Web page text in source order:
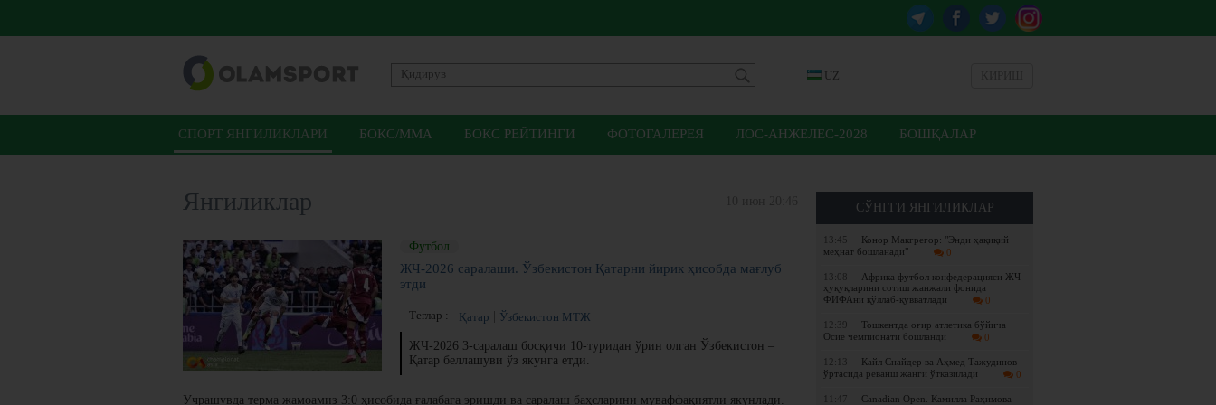
UZ
СПОРТ ЯНГИЛИКЛАРИ БОКС/ММА БОКС РЕЙТИНГИ ФОТОГАЛЕРЕЯ ЛОС-АНЖЕЛЕС-2028 БОШҚАЛАР
СЎНГГИ ЯНГИЛИКЛАР
13:45
Конор Макгрегор: "Энди ҳақиқий
меҳнат бошланади"
0
13:08
Африка футбол конфедерацияси ЖЧ
ҳуқуқларини сотиш жанжали фонида
ФИФАни қўллаб-қувватлади
0
12:39
Тошкентда оғир атлетика бўйича
Осиё чемпионати бошланди
0
12:13
Кайл Снайдер ва Аҳмед Тажудинов
ўртасида реванш жанги ўтказилади
0
11:47
Canadian Open. Камилла Раҳимова
Янгиликлар
Футбол
ЖЧ-2026 саралаши. Ўзбекистон Қатарни йирик ҳисобда мағлуб
этди
Теглар : Қатар Ўзбекистон МТЖ
ЖЧ-2026 3-саралаш босқичи 10-туридан ўрин олган Ўзбекистон –
Қатар беллашуви ўз якунга етди.
Учрашувда терма жамоамиз 3:0 ҳисобида ғалабага эришди ва саралаш баҳсларини муваффақиятли якунлади.